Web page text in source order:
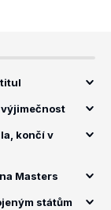
končí v
Masters
státům